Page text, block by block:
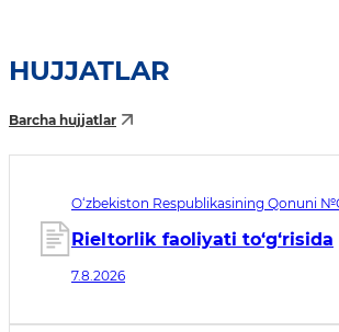
HUJJATLAR
Barcha hujjatlar
O‘zbekiston Respublikasining Qonuni
Rieltorlik faoliyati to‘g‘risida
7.8.2026